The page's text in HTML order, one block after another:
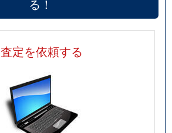
る！
査定を依頼する